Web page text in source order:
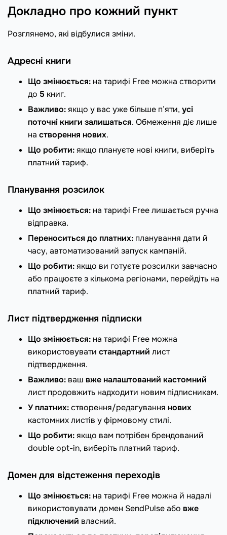
Докладно про кожний пункт
Розглянемо, які відбулися зміни.
Адресні книги
Що змінюється: на тарифі Free можна створити
до 5 книг.
Важливо:якщо у вас уже більше п’яти, усі
поточні книги залишаться. Обмеження діє лише
на створення нових.
Що робити:якщо плануєте нові книги, виберіть
платний тариф.
Планування розсилок
Що змінюється: на тарифі Free лишається ручна
відправка.
Переноситься до платних: планування дати й
часу, автоматизований запуск кампаній.
Що робити:якщо ви готуєте розсилки завчасно
або працюєте з кількома регіонами, перейдіть на
платний тариф.
Лист підтвердження підписки
Що змінюється: на тарифі Free можна
використовувати стандартний лист
підтвердження.
Важливо: ваш вже налаштований кастомний
лист продовжить надходити новим підписникам.
У платних:створення/редагування нових
кастомних листів у фірмовому стилі.
Що робити:якщо вам потрібен брендований
double opt-in, виберіть платний тариф.
Домен для відстеження переходів
Що змінюється: на тарифі Free можна й надалі
використовувати домен SendPulse або вже
підключений власний.